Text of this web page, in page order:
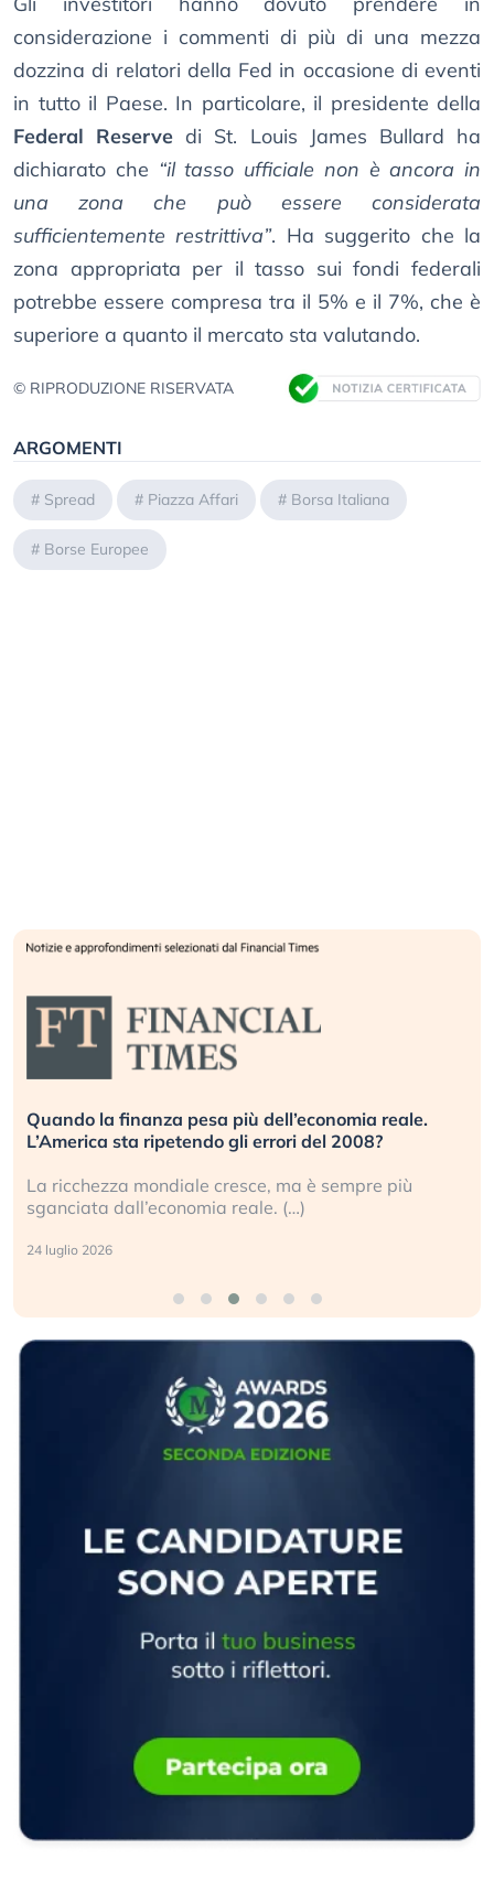
considerazione i commenti di più di una mezza
dozzina di relatori della Fed in occasione di eventi
in tutto il Paese. In particolare, il presidente della
Federal Reserve di St. Louis James Bullard ha
dichiarato che “il tasso ufficiale non è ancora in
una zona che può essere considerata
sufficientemente restrittiva”. Ha suggerito che la
zona appropriata per il tasso sui fondi federali
potrebbe essere compresa tra il 5% e il 7%, che è
superiore a quanto il mercato sta valutando.
© RIPRODUZIONE RISERVATA
ARGOMENTI
# Spread # Piazza Affari # Borsa Italiana
# Borse Europee
Quando la finanza pesa più dell’economia reale.
L’America sta ripetendo gli errori del 2008?
La ricchezza mondiale cresce, ma è sempre più
sganciata dall’economia reale. (…)
24 luglio 2026